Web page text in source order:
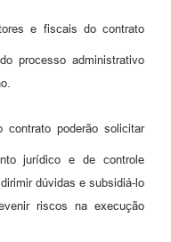
e fiscais do contrato
processo administrativo
poderão solicitar
jurídico e de controle
dúvidas e subsidiá-lo
riscos na execução